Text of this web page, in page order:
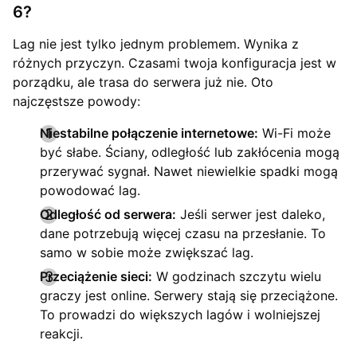
6?
Lag nie jest tylko jednym problemem. Wynika z
różnych przyczyn. Czasami twoja konfiguracja jest w
porządku, ale trasa do serwera już nie. Oto
najczęstsze powody:
Niestabilne połączenie internetowe: Wi-Fi może
być słabe. Ściany, odległość lub zakłócenia mogą
przerywać sygnał. Nawet niewielkie spadki mogą
powodować lag.
Odległość od serwera: Jeśli serwer jest daleko,
dane potrzebują więcej czasu na przesłanie. To
samo w sobie może zwiększać lag.
Przeciążenie sieci: W godzinach szczytu wielu
graczy jest online. Serwery stają się przeciążone.
To prowadzi do większych lagów i wolniejszej
reakcji.